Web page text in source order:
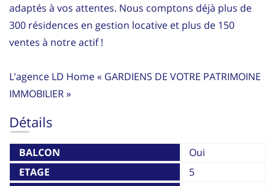
adaptés à vos attentes. Nous comptons déjà plus de
300 résidences en gestion locative et plus de 150
ventes à notre actif !
L’agence LD Home « GARDIENS DE VOTRE PATRIMOINE
IMMOBILIER »
Détails
BALCON
Oui
ETAGE
5